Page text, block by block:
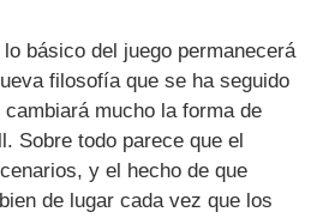
básico del juego permanecerá
filosofía que se ha seguido
mucho la forma de
Sobre todo parece que el
y el hecho de que
de lugar cada vez que los